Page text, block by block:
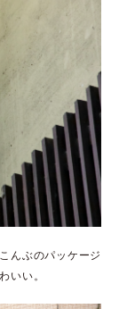
んぶのパッケージ
いい。